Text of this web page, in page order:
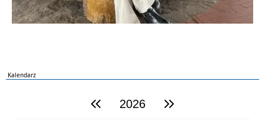
Kalendarz
poprzedni rok2026 następny rok